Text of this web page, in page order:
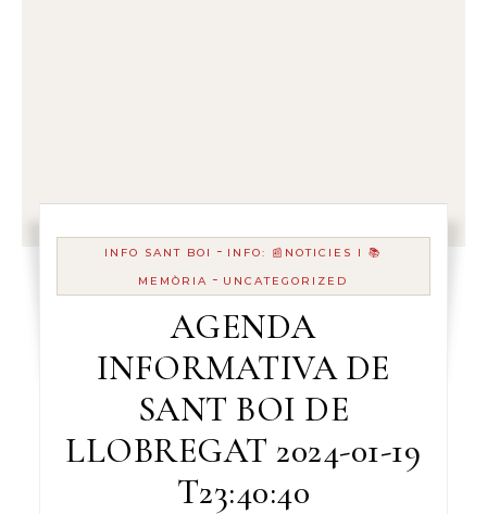
INFO SANT BOI - INFO: 📰NOTICIES I 📚
MEMÒRIA - UNCATEGORIZED
AGENDA
INFORMATIVA DE
SANT BOI DE
LLOBREGAT 2024-01-19
T23:40:40